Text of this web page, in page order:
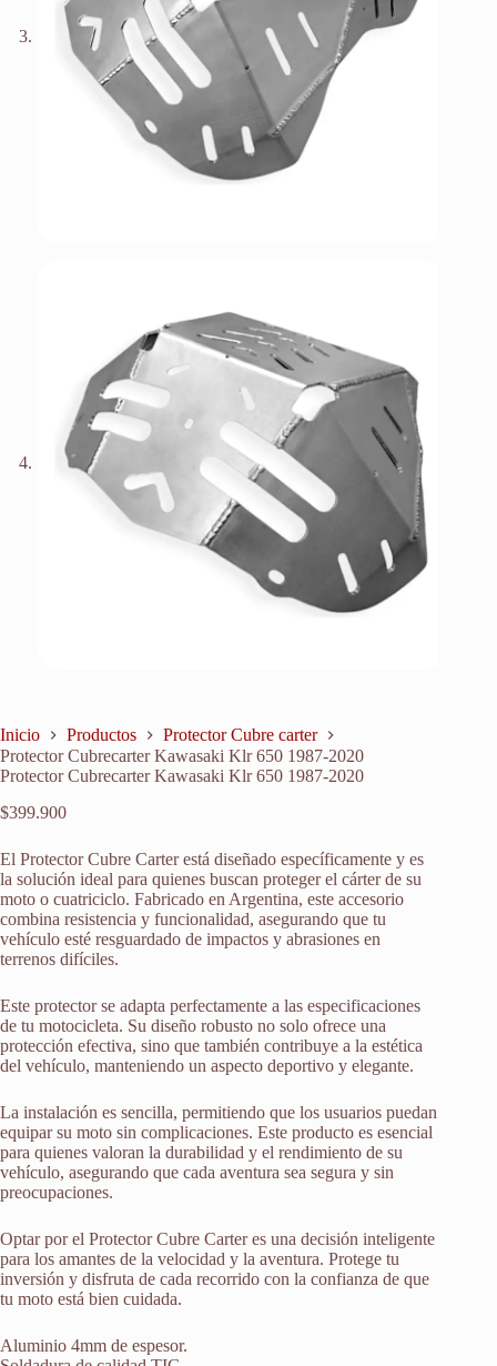
Inicio Productos
Protector Cubre carter
Protector Cubrecarter Kawasaki Klr 650 1987-2020
Protector Cubrecarter Kawasaki Klr 650 1987-2020
$399.900
El Protector Cubre Carter está diseñado específicamente y es
la solución ideal para quienes buscan proteger el cárter de su
moto o cuatriciclo. Fabricado en Argentina, este accesorio
combina resistencia y funcionalidad, asegurando que tu
vehículo esté resguardado de impactos y abrasiones en
terrenos difíciles.
Este protector se adapta perfectamente a las especificaciones
de tu motocicleta. Su diseño robusto no solo ofrece una
protección efectiva, sino que también contribuye a la estética
del vehículo, manteniendo un aspecto deportivo y elegante.
La instalación es sencilla, permitiendo que los usuarios puedan
equipar su moto sin complicaciones. Este producto es esencial
para quienes valoran la durabilidad y el rendimiento de su
vehículo, asegurando que cada aventura sea segura y sin
preocupaciones.
Optar por el Protector Cubre Carter es una decisión inteligente
para los amantes de la velocidad y la aventura. Protege tu
inversión y disfruta de cada recorrido con la confianza de que
tu moto está bien cuidada.
Aluminio 4mm de espesor.